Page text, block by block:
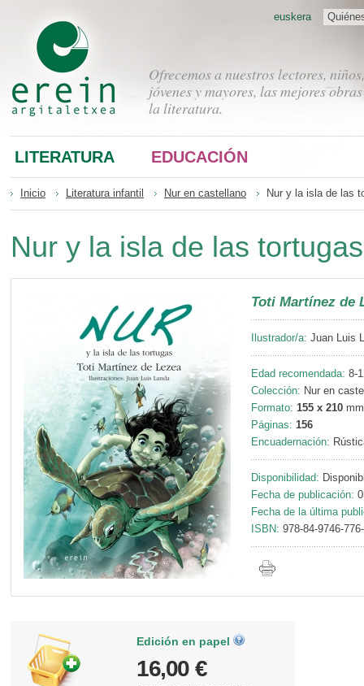
Ofrecemos a nuestros lectores, niños,
jóvenes y mayores, las mejores
la literatura.
euskera
LITERATURA EDUCACIÓN
Inicio Literatura infantil Nur en castellano Nur y la isla de las
Nur y la isla de las tortugas
Toti Martínez de
Ilustrador/a: Juan Luis
Edad recomendada: 8-
Colección: Nur en
Formato: 155 x 210 mm
Páginas: 156
Encuadernación:
Disponibilidad:
Fecha de publicación:
Fecha de la última
ISBN: 978-84-9746-
Edición en papel
16,00 €